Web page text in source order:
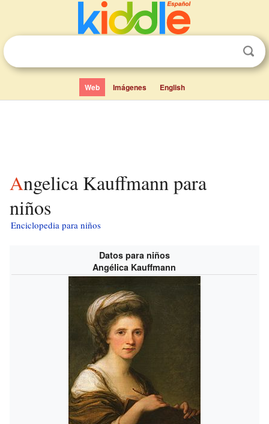
Web Imágenes English
Angelica Kauffmann para
niños
Enciclopedia para niños
Datos para niños
Angélica Kauffmann